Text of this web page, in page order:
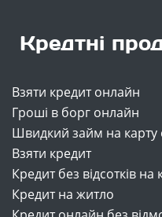
Кредтні
Взяти кредит онлайн
Гроші в борг онлайн
Швидкий займ на карту
Взяти кредит
Кредит без відсотків на
Кредит на житло